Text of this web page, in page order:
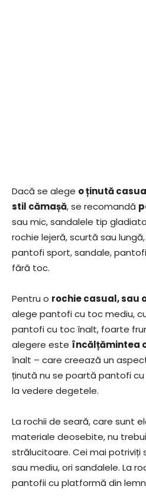
Dacă se alege o ținută
stil cămașă, se recomandă
sau mic, sandalele tip
rochie lejeră, scurtă sau
pantofi sport, sandale,
fără toc.
Pentru o rochie casual, sau
alege pantofi cu toc mediu,
pantofi cu toc înalt, foarte
alegere este încălțămintea
înalt – care creează un
ținută nu se poartă pantofi cu
la vedere degetele.
La rochii de seară, care sunt
materiale deosebite, nu
strălucitoare. Cei mai
sau mediu, ori sandalele. La
pantofii cu platformă din